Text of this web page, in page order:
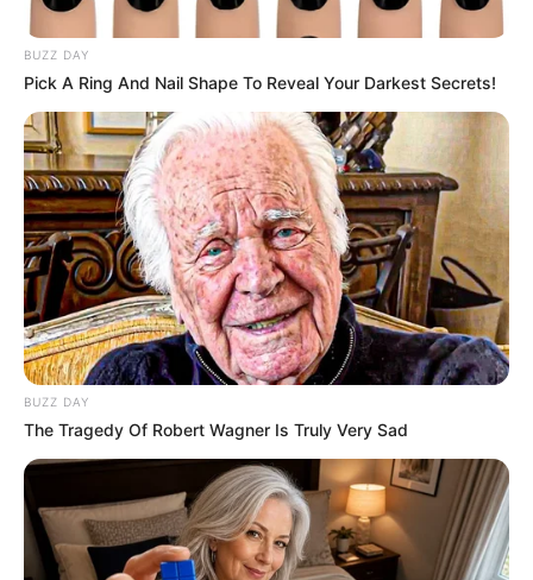
BUZZ DAY
Pick A Ring And Nail Shape To Reveal Your Darkest Secrets!
BUZZ DAY
The Tragedy Of Robert Wagner Is Truly Very Sad